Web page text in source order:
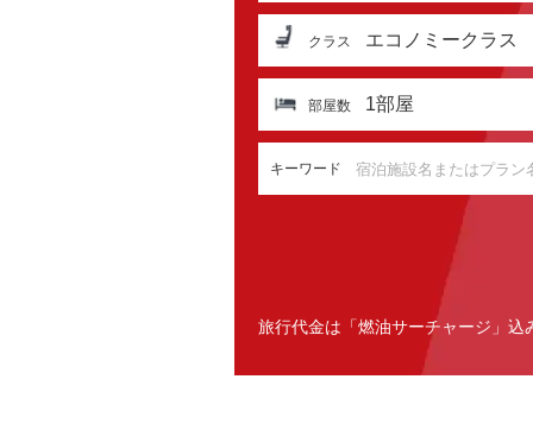
クラス エコノミークラス
部屋数 1部屋
キーワード
旅行代金は「燃油サーチャージ」込